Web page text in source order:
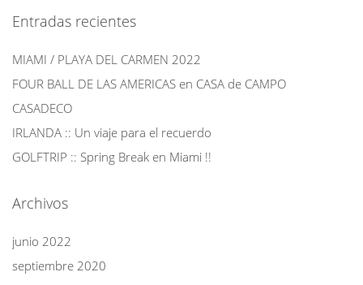
Entradas recientes
MIAMI / PLAYA DEL CARMEN 2022
FOUR BALL DE LAS AMERICAS en CASA de CAMPO
CASADECO
IRLANDA :: Un viaje para el recuerdo
GOLFTRIP :: Spring Break en Miami !!
Archivos
junio 2022
septiembre 2020